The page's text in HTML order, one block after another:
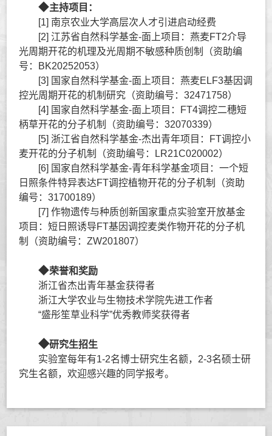
◆主持项目：
[1] 南京农业大学高层次人才引进启动经费
[2] 江苏省自然科学基金-面上项目 ：燕麦FT2介导
光周期开花的机理及光周期不敏感种质创制（资助编
号：
BK20252053）
[3] 国家自然科学基金-面上项目：燕麦ELF3基因调
控光周期开花的机制研究（资助编号：32471758）
[4] 国家自然科学基金-面上项目：FT4调控二穗短
柄草开花的分子机制（资助编号：32070339）
[5] 浙江省自然科学基金-杰出青年项目：FT调控小
麦开花的分子机制（资助编号：LR21C020002）
[6] 国家自然科学基金-青年科学基金项目：一个短
日照条件特异表达FT调控植物开花的分子机制（资助
编号：31700189）
[7] 作物遗传与种质创新国家重点实验室开放基金
项目：短日照诱导FT基因调控麦类作物开花的分子机
制（资助编号：ZW201807）
◆荣誉和奖励
浙江省杰出青年基金获得者
浙江大学农业与生物技术学院先进工作者
“盛彤笙草业科学”优秀教师奖获得者
◆研究生招生
实验室每年有1-2名博士研究生名额，2-3名硕士研
究生名额，欢迎感兴趣的同学报考。